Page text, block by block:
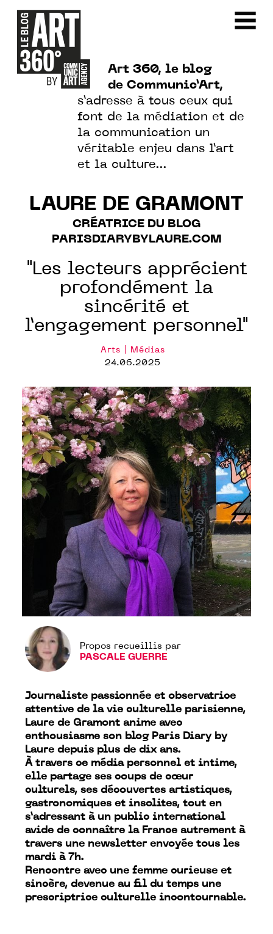
Art 360, le blog
de Communic’Art,
s’adresse à tous ceux qui
font de la médiation et de
la communication un
véritable enjeu dans l’art
et la culture…
LAURE DE GRAMONT
CRÉATRICE DU BLOG
PARISDIARYBYLAURE.COM
"Les lecteurs apprécient
profondément la
sincérité et
l’engagement personnel"
Arts | Médias
24.06.2025
Propos recueillis par
PASCALE GUERRE
Journaliste passionnée et observatrice
attentive de la vie culturelle parisienne,
Laure de Gramont anime avec
enthousiasme son blog Paris Diary by
Laure depuis plus de dix ans.
À travers ce média personnel et intime,
elle partage ses coups de cœur
culturels, ses découvertes artistiques,
gastronomiques et insolites, tout en
s’adressant à un public international
avide de connaître la France autrement à
travers une newsletter envoyée tous les
mardi à 7h.
Rencontre avec une femme curieuse et
sincère, devenue au fil du temps une
prescriptrice culturelle incontournable.